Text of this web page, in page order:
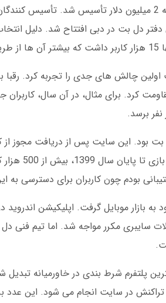
دل بت در سال 1395 با سرمایه اولیه 2 میلیون دلار
دل بت در دبی افتتاح شد. دلیل
(1396)، دل بت اولین چالش های جدی را
دل بت بود. این سایت پس از دریافت
از همه،
بودم چون کاربران برای دسترسی به
روزانه بیش از 3 میلیون تراکنش در سایت انجام